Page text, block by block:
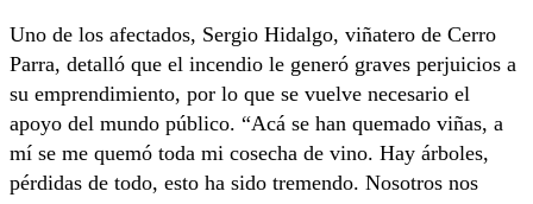
Uno de los afectados, Sergio Hidalgo, viñatero de Cerro
Parra, detalló que el incendio le generó graves perjuicios a
su emprendimiento, por lo que se vuelve necesario el
apoyo del mundo público. “Acá se han quemado viñas, a
mí se me quemó toda mi cosecha de vino. Hay árboles,
pérdidas de todo, esto ha sido tremendo. Nosotros nos